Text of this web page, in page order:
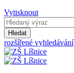
Vytisknout
Hledat
rozšířené vyhledávání